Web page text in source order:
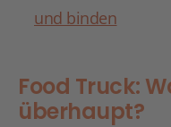
und binden
Food Truck:
überhaupt?